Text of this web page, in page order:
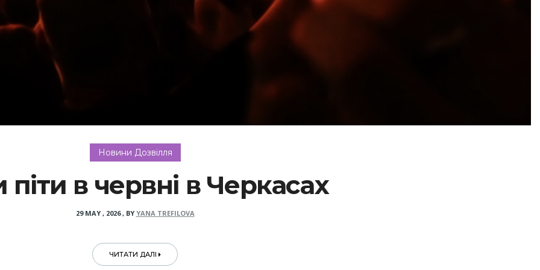
Новини Дозвілля
в червні в Черкасах
29 MAY , 2026, BY YANA TREFILOVA
ЧИТАТИ ДАЛІ